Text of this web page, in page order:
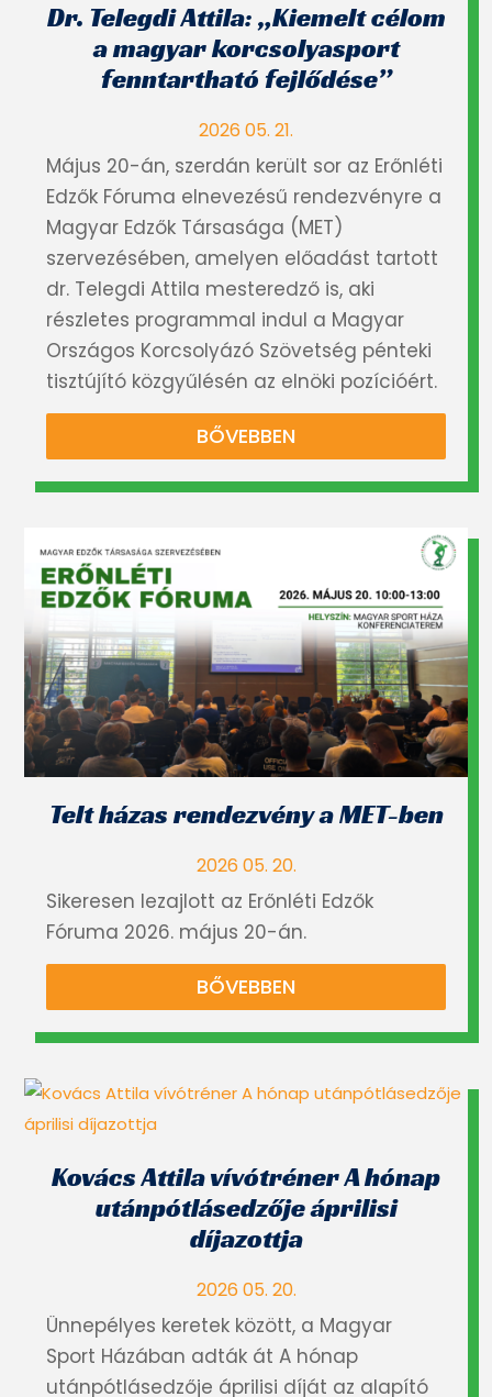
Dr. Telegdi Attila: „Kiemelt célom
a magyar korcsolyasport
fenntartható fejlődése”
2026 05. 21.
Május 20-án, szerdán került sor az Erőnléti
Edzők Fóruma elnevezésű rendezvényre a
Magyar Edzők Társasága (MET)
szervezésében, amelyen előadást tartott
dr. Telegdi Attila mesteredző is, aki
részletes programmal indul a Magyar
Országos Korcsolyázó Szövetség pénteki
tisztújító közgyűlésén az elnöki pozícióért.
BŐVEBBEN
Telt házas rendezvény a MET-ben
2026 05. 20.
Sikeresen lezajlott az Erőnléti Edzők
Fóruma 2026. május 20-án.
BŐVEBBEN
Kovács Attila vívótréner A hónap
utánpótlásedzője áprilisi
díjazottja
2026 05. 20.
Ünnepélyes keretek között, a Magyar
Sport Házában adták át A hónap
utánpótlásedzője áprilisi díját az alapító